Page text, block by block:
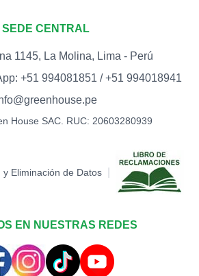
SEDE CENTRAL
1145, La Molina, Lima - Perú
+51 994081851 / +51 994018941
House SAC. RUC: 20603280939
Eliminación de Datos
EN NUESTRAS REDES